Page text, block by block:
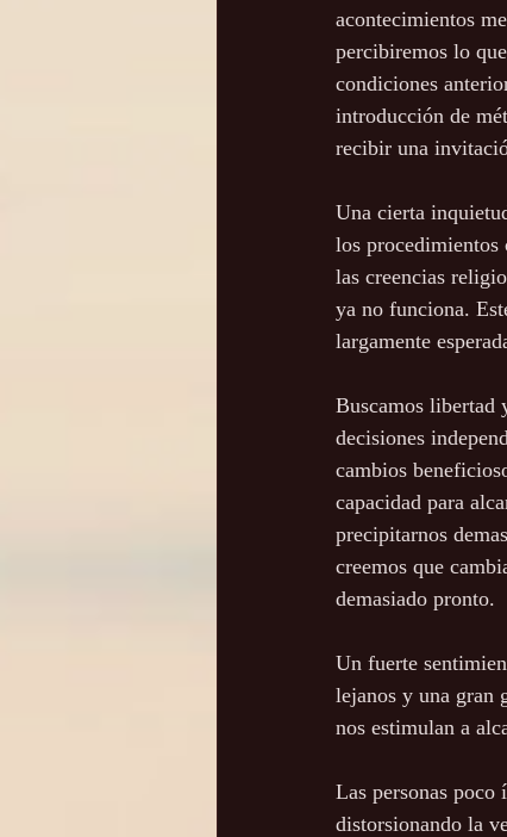
acontecimientos
percibiremos lo
condiciones
introducción de
recibir una
Una cierta
los procedimientos
las creencias
ya no funciona.
largamente
Buscamos libertad
decisiones
cambios
capacidad para
precipitarnos
creemos que
demasiado pronto.
Un fuerte
lejanos y una gran
nos estimulan a
Las personas poco
distorsionando la